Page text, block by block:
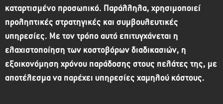
καταρτισμένο προσωπικό. Παράλληλα, χρησιμοποιεί
προληπτικές στρατηγικές και συμβουλευτικές
υπηρεσίες. Με τον τρόπο αυτό επιτυγχάνεται η
ελαχιστοποίηση των κοστοβόρων διαδικασιών, η
εξοικονόμηση χρόνου παράδοσης στους πελάτες της, με
αποτέλεσμα να παρέχει υπηρεσίες χαμηλού κόστους.